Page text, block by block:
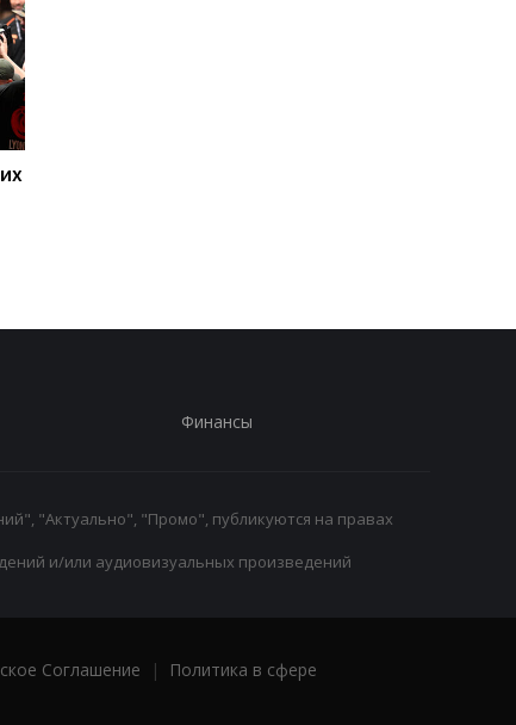
Финансы
"Актуально", "Промо", публикуются на правах
и/или аудиовизуальных произведений
Соглашение |
Политика в сфере